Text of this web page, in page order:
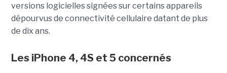
versions logicielles signées sur certains appareils
dépourvus de connectivité cellulaire datant de plus
de dix ans.
Les iPhone 4, 4S et 5 concernés